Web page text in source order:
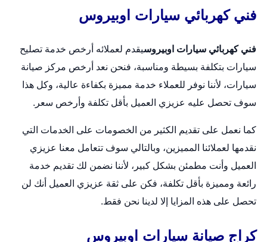
فني كهربائي سيارات اوبيروس
فني كهربائي سيارات اوبيروسيقدم لعملائه أرخص خدمة تصليح
سيارات بتكلفة بسيطة ومناسبة، فنحن نعد أرخص مركز صيانة
سيارات، لأننا نوفر للعملاء خدمة مميزة بكفاءة عالية، وكل هذا
سوف تحصل عليه عزيزي العميل بأقل تكلفة وأرخص سعر.
كما نعمل على تقديم الكثير من الخصومات على الخدمات التي
نقدمها لعملائنا المميزين، وبالتالي سوف تتعامل معنا عزيزي
العميل وأنت مطمئن بشكل كبير، لأننا نضمن لك تقديم خدمة
رائعة ومميزة بأقل تكلفة، فكن على ثقة عزيزي العميل أنك لن
تحصل على هذه المزايا إلا لدينا نحن فقط.
كراج صيانة سيارات اوبيروس